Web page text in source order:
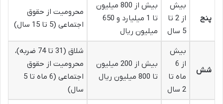
پنج
بیش
از 2 تا
5 سال
بیش از 800 میلیون
تا 1 میلیارد و 650
میلیون ریال
محرومیت از حقوق
اجتماعی (5 تا 15 سال)
شش
بیش
از 6
ماه تا
2 سال
بیش از 200 میلیون
تا 800 میلیون ریال
شلاق (31 تا 74 ضربه)،
محرومیت از حقوق
اجتماعی (6 ماه تا 5
سال)